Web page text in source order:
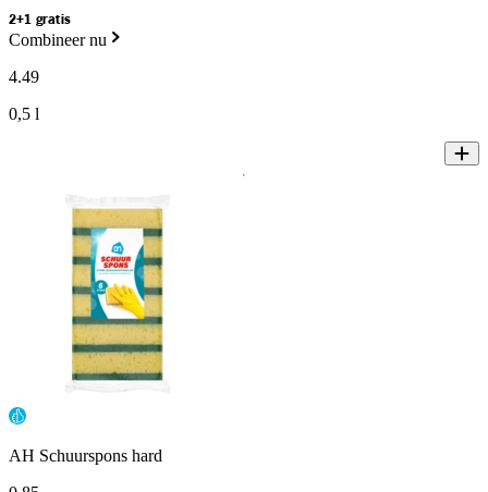
2+1 gratis
Combineer nu
4.49
0,5 l
AH Schuurspons hard